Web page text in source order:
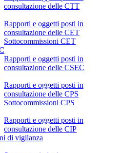
consultazione delle CTT
Rapporti e oggetti posti in
consultazione delle CET
Sottocommissioni CET
Rapporti e oggetti posti in
consultazione delle CSEC
Rapporti e oggetti posti in
consultazione delle CPS
Sottocommissioni CPS
Rapporti e oggetti posti in
consultazione delle CIP
di vigilanza